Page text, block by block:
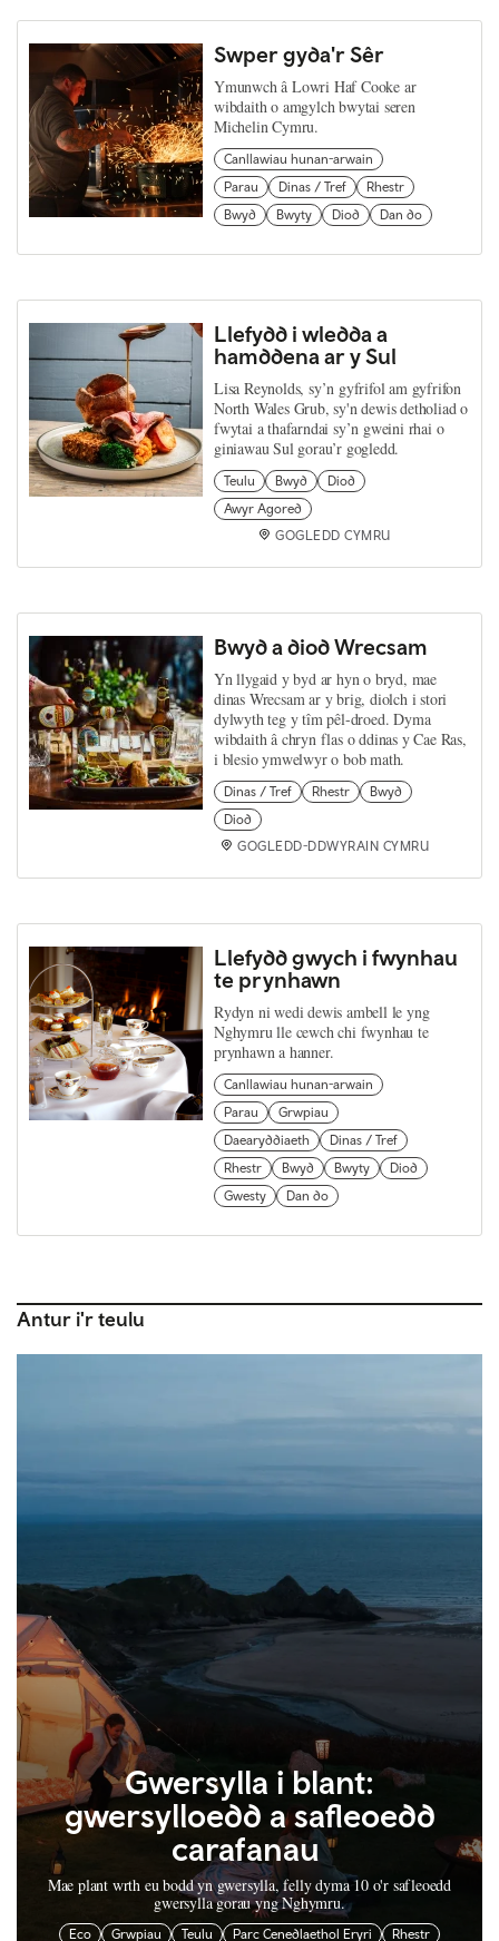
Swper gyda'r Sêr
Ymunwch â Lowri Haf Cooke ar
wibdaith o amgylch bwytai seren
Michelin Cymru.
Canllawiau hunan-arwain
Parau
Dinas / Tref
Rhestr
Bwyd
Bwyty Diod Dan do
Llefydd i wledda a
hamddena ar y Sul
Lisa Reynolds, sy’n gyfrifol am gyfrifon
North Wales Grub, sy'n dewis detholiad o
fwytai a thafarndai sy’n gweini rhai o
giniawau Sul gorau’r gogledd.
Teulu Bwyd
Diod
Awyr Agored
GOGLEDD CYMRU
Bwyd a diod Wrecsam
Yn llygaid y byd ar hyn o bryd, mae
dinas Wrecsam ar y brig, diolch i stori
dylwyth teg y tîm pêl-droed. Dyma
wibdaith â chryn flas o ddinas y Cae Ras,
i blesio ymwelwyr o bob math.
Dinas / Tref Rhestr
Bwyd
Diod
GOGLEDD-DDWYRAIN CYMRU
Llefydd gwych i fwynhau
te prynhawn
Rydyn ni wedi dewis ambell le yng
Nghymru lle cewch chi fwynhau te
prynhawn a hanner.
Canllawiau hunan-arwain
Parau
Grwpiau
Daearyddiaeth
Dinas / Tref
Rhestr
Bwyd Bwyty
Diod
Gwesty
Dan do
Antur i'r teulu
Gwersylla i blant:
gwersylloedd a safleoedd
carafanau
Mae plant wrth eu bodd yn gwersylla, felly dyma 10 o'r safleoedd
gwersylla gorau yng Nghymru.
Eco Grwpiau Teulu Parc Cenedlaethol Eryri Rhestr